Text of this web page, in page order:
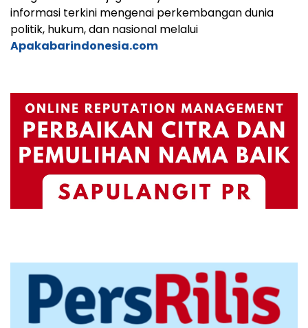
informasi terkini mengenai perkembangan dunia
politik, hukum, dan nasional melalui
Apakabarindonesia.com